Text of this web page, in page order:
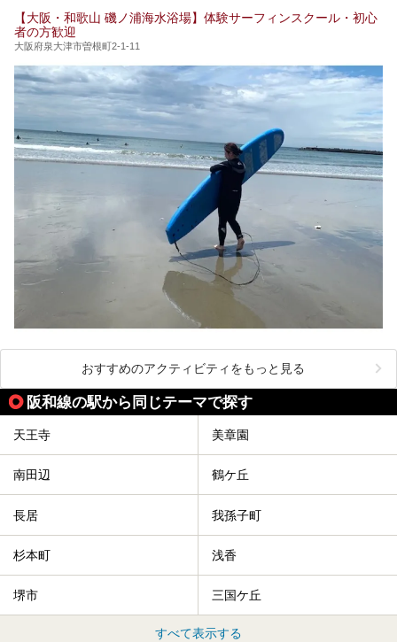
【大阪・和歌山 磯ノ浦海水浴場】体験サーフィンスクール・初心
者の方歓迎
大阪府泉大津市曽根町2-1-11
おすすめのアクティビティをもっと見る
阪和線の駅から同じテーマで探す
天王寺 美章園
南田辺 鶴ケ丘
長居 我孫子町
杉本町 浅香
堺市 三国ケ丘
すべて表示する